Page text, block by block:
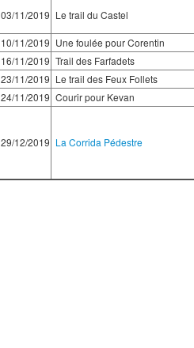
03/11/2019 Le trail du Castel
10/11/2019 Une foulée pour Corentin
16/11/2019 Trail des Farfadets
23/11/2019 Le trail des Feux Follets
24/11/2019 Courir pour Kevan
29/12/2019 La Corrida Pédestre